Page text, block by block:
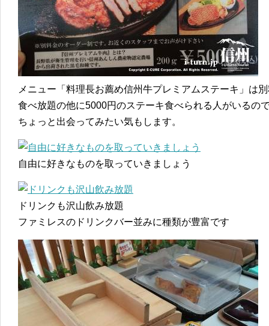
メニュー「料理長お薦め信州牛プレミアムステーキ」は
食べ放題の他に5000円のステーキ食べられる人がいるの
ちょっと出会ってみたい気もします。
自由に好きなものを取っていきましょう
ドリンクも沢山飲み放題
ファミレスのドリンクバー並みに種類が豊富です